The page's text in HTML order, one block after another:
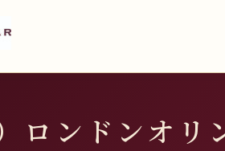
ロンドンオリ